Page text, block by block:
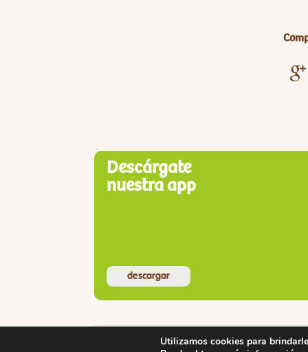
Descárgate
nuestra app
descargar
Utilizamos cookies para